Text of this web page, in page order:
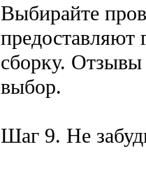
Выбирайте
предоставляют
сборку. Отзывы
выбор.
Шаг 9. Не